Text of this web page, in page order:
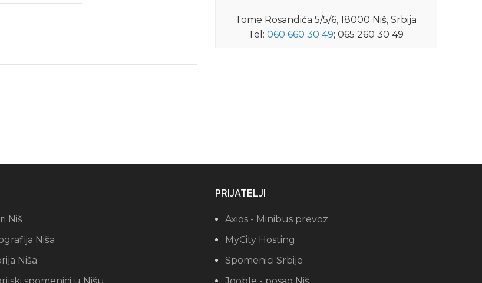
Tome Rosandića 5/5/6, 18000 Niš, Srbija
Tel:060 660 30 49; 065 260 30 49
Niš
Niša
Niša
PRIJATELJI
Axios - Minibus prevoz
MyCity Hosting
Spomenici Srbije